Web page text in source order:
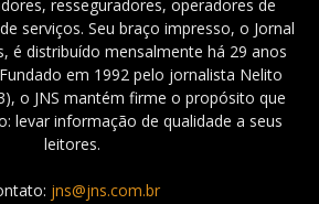
resseguradores, operadores de
serviços. Seu braço impresso, o Jornal
é distribuído mensalmente há 29 anos
em 1992 pelo jornalista Nelito
o JNS mantém firme o propósito que
levar informação de qualidade a seus
leitores.
jns@jns.com.br